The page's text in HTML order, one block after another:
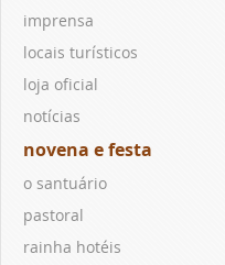
imprensa
locais turísticos
loja oficial
notícias
novena e festa
o santuário
pastoral
rainha hotéis